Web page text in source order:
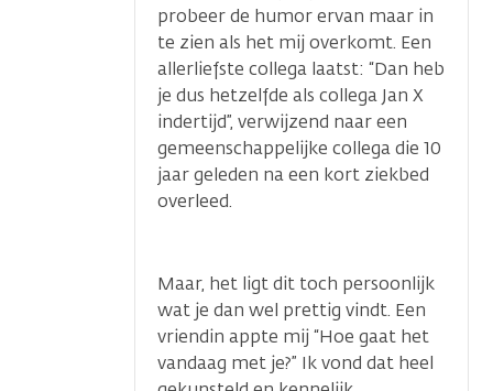
probeer de humor ervan maar in
te zien als het mij overkomt. Een
allerliefste collega laatst: “Dan heb
je dus hetzelfde als collega Jan X
indertijd”, verwijzend naar een
gemeenschappelijke collega die 10
jaar geleden na een kort ziekbed
overleed.
Maar, het ligt dit toch persoonlijk
wat je dan wel prettig vindt. Een
vriendin appte mij “Hoe gaat het
vandaag met je?” Ik vond dat heel